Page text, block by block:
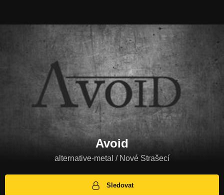
Avoid
alternative-metal / Nové Strašecí
Sledovat